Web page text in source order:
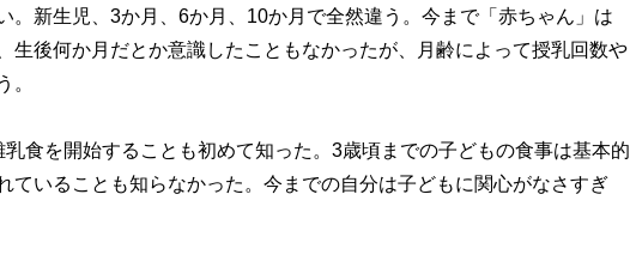
。新生児、3か月、6か月、10か月で全然違う。今まで「赤ちゃん」は
生後何か月だとか意識したこともなかったが、月齢によって授乳回数や
。
食を開始することも初めて知った。3歳頃までの子どもの食事は基本的
ていることも知らなかった。今までの自分は子どもに関心がなさすぎ